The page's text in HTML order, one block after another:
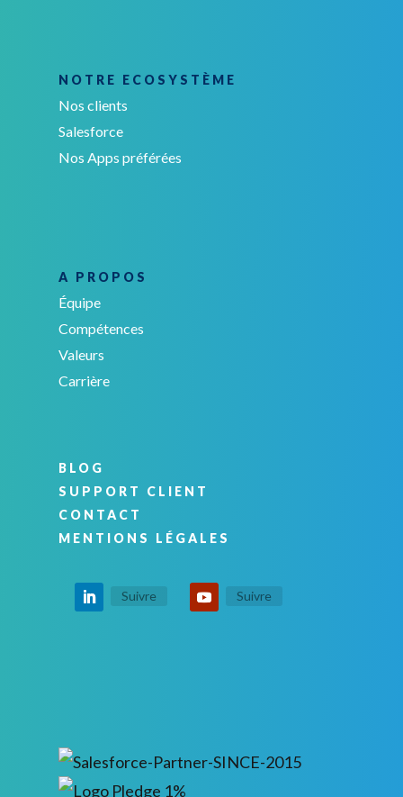
NOTRE ECOSYSTÈME
Nos clients
Salesforce
Nos Apps préférées
A PROPOS
Équipe
Compétences
Valeurs
Carrière
BLOG
SUPPORT CLIENT
CONTACT
MENTIONS LÉGALES
Suivre Suivre